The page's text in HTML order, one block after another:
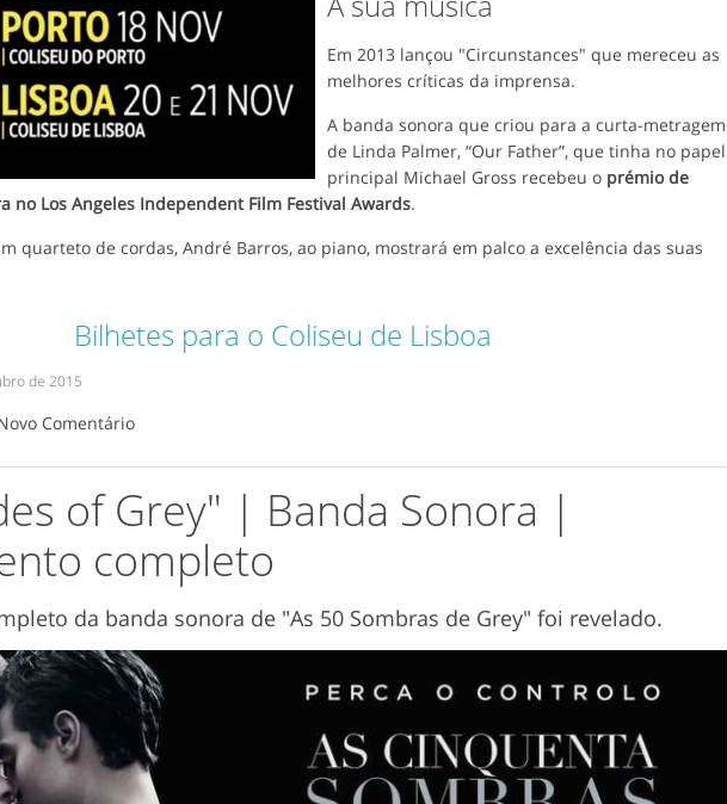
Em 2013 lançou "Circunstances" que mereceu as
melhores críticas da imprensa.
A banda sonora que criou para a curta-metragem
de Linda Palmer, “Our Father”, que tinha no papel
principal Michael Gross recebeu o prémio de
no Los Angeles Independent Film Festival Awards.
quarteto de cordas, André Barros, ao piano, mostrará em palco a excelência das suas
Bilhetes para o Coliseu de Lisboa
de 2015
Comentário
of Grey" | Banda Sonora |
completo
da banda sonora de "As 50 Sombras de Grey" foi revelado.